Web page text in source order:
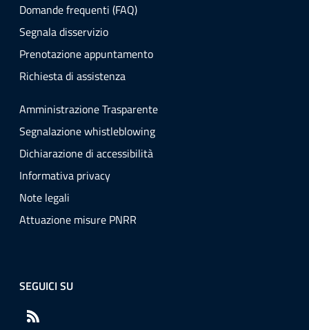
Domande frequenti (FAQ)
Segnala disservizio
Prenotazione appuntamento
Richiesta di assistenza
Amministrazione Trasparente
Segnalazione whistleblowing
Dichiarazione di accessibilità
Informativa privacy
Note legali
Attuazione misure PNRR
SEGUICI SU